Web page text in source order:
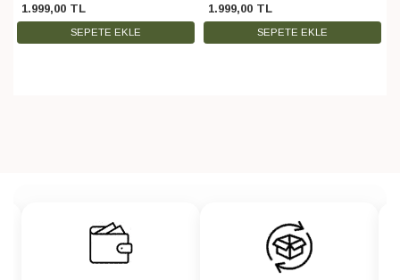
1.999,00 TL
SEPETE EKLE
1.999,00 TL
SEPETE EKLE